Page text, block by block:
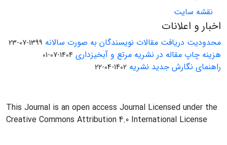
نقشه سایت
اخبار و اعلانات
محدودیت دریافت مقالات نویسندگان به صورت سالانه 1399-07-23
هزینه چاپ مقاله در نشریه مرتع و آبخیزداری 1404-07-01
راهنمای نگارش جدید نشریه 1402-04-22
This Journal is an open access Journal Licensed under the
Creative Commons Attribution 4.0 International License